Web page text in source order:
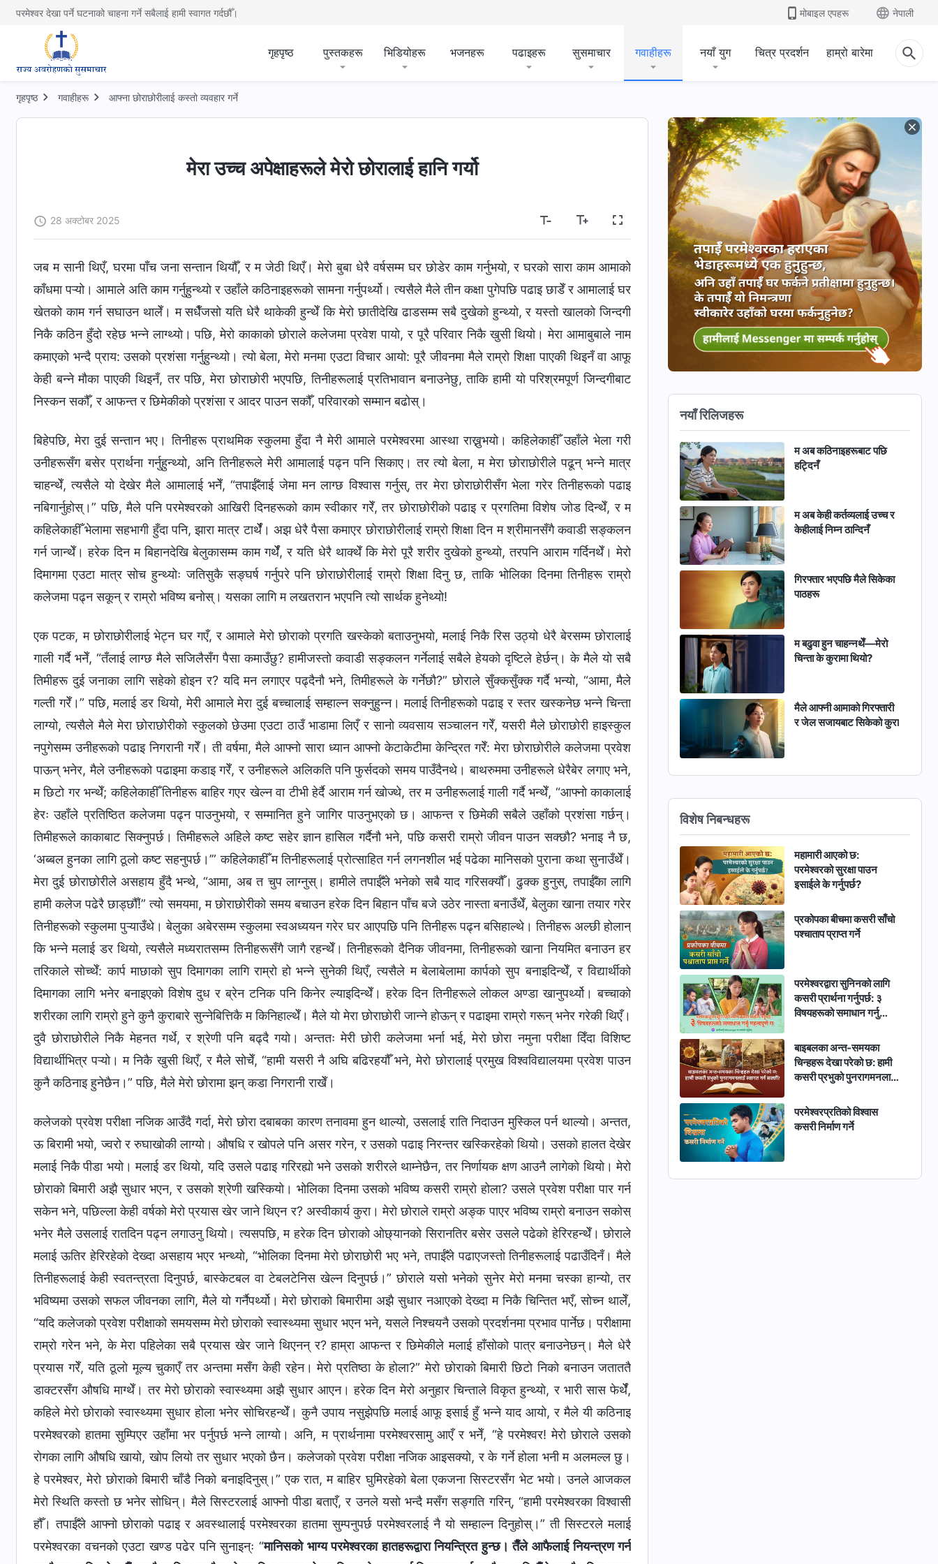
परमेश्वर देखा पर्ने घटनाको चाहना गर्ने सबैलाई हामी स्वागत गर्दछौँ। मोबाइल एपहरू नेपाली
गृहपृष्ठ पुस्तकहरू भिडियोहरू भजनहरू पढाइहरू सुसमाचार गवाहीहरू नयाँ युग चित्र प्रदर्शन हाम्रो बारेमा
गृहपृष्ठ गवाहीहरू आफ्ना छोराछोरीलाई कस्तो व्यवहार गर्ने
मेरा उच्च अपेक्षाहरूले मेरो छोरालाई हानि गर्यो
28 अक्टोबर 2025
जब म सानी थिएँ, घरमा पाँच जना सन्तान थियौँ, र म जेठी थिएँ। मेरो बुबा धेरै वर्षसम्म घर छोडेर काम गर्नुभयो, र घरको सारा काम आमाको
काँधमा पऱ्यो। आमाले अति काम गर्नुहुन्थ्यो र उहाँले कठिनाइहरूको सामना गर्नुपर्थ्यो। त्यसैले मैले तीन कक्षा पुगेपछि पढाइ छाडेँ र आमालाई घर
खेतको काम गर्न सघाउन थालेँ। म सधैँजसो यति धेरै थाकेकी हुन्थेँ कि मेरो छातीदेखि ढाडसम्म सबै दुखेको हुन्थ्यो, र यस्तो खालको जिन्दगी
निकै कठिन हुँदो रहेछ भन्ने लाग्थ्यो। पछि, मेरो काकाको छोराले कलेजमा प्रवेश पायो, र पूरै परिवार निकै खुसी थियो। मेरा आमाबुबाले नाम
कमाएको भन्दै प्राय: उसको प्रशंसा गर्नुहुन्थ्यो। त्यो बेला, मेरो मनमा एउटा विचार आयो: पूरै जीवनमा मैले राम्रो शिक्षा पाएकी थिइनँ वा आफू
केही बन्ने मौका पाएकी थिइनँ, तर पछि, मेरा छोराछोरी भएपछि, तिनीहरूलाई प्रतिभावान बनाउनेछु, ताकि हामी यो परिश्रमपूर्ण जिन्दगीबाट
निस्कन सकौँ, र आफन्त र छिमेकीको प्रशंसा र आदर पाउन सकौँ, परिवारको सम्मान बढोस्।
बिहेपछि, मेरा दुई सन्तान भए। तिनीहरू प्राथमिक स्कुलमा हुँदा नै मेरी आमाले परमेश्वरमा आस्था राख्नुभयो। कहिलेकाहीँ उहाँले भेला गरी
उनीहरूसँग बसेर प्रार्थना गर्नुहुन्थ्यो, अनि तिनीहरूले मेरी आमालाई पढ्न पनि सिकाए। तर त्यो बेला, म मेरा छोराछोरीले पढून् भन्ने मात्र
चाहन्थेँ, त्यसैले यो देखेर मैले आमालाई भनेँ, “तपाईँलाई जेमा मन लाग्छ विश्वास गर्नुस्, तर मेरा छोराछोरीसँग भेला गरेर तिनीहरूको पढाइ
नबिगार्नुहोस्।” पछि, मैले पनि परमेश्वरको आखिरी दिनहरूको काम स्वीकार गरेँ, तर छोराछोरीको पढाइ र प्रगतिमा विशेष जोड दिन्थेँ, र म
कहिलेकाहीँ भेलामा सहभागी हुँदा पनि, झारा मात्र टार्थेँ। अझ धेरै पैसा कमाएर छोराछोरीलाई राम्रो शिक्षा दिन म श्रीमानसँगै कवाडी सङ्कलन
गर्न जान्थेँ। हरेक दिन म बिहानदेखि बेलुकासम्म काम गर्थेँ, र यति धेरै थाक्थेँ कि मेरो पूरै शरीर दुखेको हुन्थ्यो, तरपनि आराम गर्दिनथेँ। मेरो
दिमागमा एउटा मात्र सोच हुन्थ्योः जतिसुकै सङ्घर्ष गर्नुपरे पनि छोराछोरीलाई राम्रो शिक्षा दिनु छ, ताकि भोलिका दिनमा तिनीहरू राम्रो
कलेजमा पढ्न सकून् र राम्रो भविष्य बनोस्। यसका लागि म लखतरान भएपनि त्यो सार्थक हुनेथ्यो!
एक पटक, म छोराछोरीलाई भेट्न घर गएँ, र आमाले मेरो छोराको प्रगति खस्केको बताउनुभयो, मलाई निकै रिस उठ्यो धेरै बेरसम्म छोरालाई
गाली गर्दै भनेँ, “तँलाई लाग्छ मैले सजिलैसँग पैसा कमाउँछु? हामीजस्तो कवाडी सङ्कलन गर्नेलाई सबैले हेयको दृष्टिले हेर्छन्। के मैले यो सबै
तिमीहरू दुई जनाका लागि सहेको होइन र? यदि मन लगाएर पढ्दैनौ भने, तिमीहरूले के गर्नेछौ?” छोराले सुँक्कसुँक्क गर्दै भन्यो, “आमा, मैले
गल्ती गरेँ।” पछि, मलाई डर थियो, मेरी आमाले मेरा दुई बच्चालाई सम्हाल्न सक्नुहुन्न। मलाई तिनीहरूको पढाइ र स्तर खस्कनेछ भन्ने चिन्ता
लाग्यो, त्यसैले मैले मेरा छोराछोरीको स्कुलको छेउमा एउटा ठाउँ भाडामा लिएँ र सानो व्यवसाय सञ्चालन गरेँ, यसरी मैले छोराछोरी हाइस्कुल
नपुगेसम्म उनीहरूको पढाइ निगरानी गरेँ। ती वर्षमा, मैले आफ्नो सारा ध्यान आफ्नो केटाकेटीमा केन्द्रित गरेँ: मेरा छोराछोरीले कलेजमा प्रवेश
पाऊन् भनेर, मैले उनीहरूको पढाइमा कडाइ गरेँ, र उनीहरूले अलिकति पनि फुर्सदको समय पाउँदैनथे। बाथरुममा उनीहरूले धेरैबेर लगाए भने,
म छिटो गर भन्थेँ; कहिलेकाहीँ तिनीहरू बाहिर गएर खेल्न वा टीभी हेर्दै आराम गर्न खोज्थे, तर म उनीहरूलाई गाली गर्दै भन्थेँ, “आफ्नो काकालाई
हेरः उहाँले प्रतिष्ठित कलेजमा पढ्न पाउनुभयो, र सम्मानित हुने जागिर पाउनुभएको छ। आफन्त र छिमेकी सबैले उहाँको प्रशंसा गर्छन्।
तिमीहरूले काकाबाट सिक्नुपर्छ। तिमीहरूले अहिले कष्ट सहेर ज्ञान हासिल गर्दैनौ भने, पछि कसरी राम्रो जीवन पाउन सक्छौ? भनाइ नै छ,
‘अब्बल हुनका लागि ठूलो कष्ट सहनुपर्छ।’” कहिलेकाहीँ म तिनीहरूलाई प्रोत्साहित गर्न लगनशील भई पढेका मानिसको पुराना कथा सुनाउँथेँ।
मेरा दुई छोराछोरीले असहाय हुँदै भन्थे, “आमा, अब त चुप लाग्नुस्। हामीले तपाईँले भनेको सबै याद गरिसक्यौँ। ढुक्क हुनुस्, तपाईँका लागि
हामी कलेज पढेरै छाड्छौँ!” त्यो समयमा, म छोराछोरीको समय बचाउन हरेक दिन बिहान पाँच बजे उठेर नास्ता बनाउँथेँ, बेलुका खाना तयार गरेर
तिनीहरूको स्कुलमा पुऱ्याउँथे। बेलुका अबेरसम्म स्कुलमा स्वअध्ययन गरेर घर आएपछि पनि तिनीहरू पढ्न बसिहाल्थे। तिनीहरू अल्छी होलान्
कि भन्ने मलाई डर थियो, त्यसैले मध्यरातसम्म तिनीहरूसँगै जागै रहन्थेँ। तिनीहरूको दैनिक जीवनमा, तिनीहरूको खाना नियमित बनाउन हर
तरिकाले सोच्थेँ: कार्प माछाको सुप दिमागका लागि राम्रो हो भन्ने सुनेकी थिएँ, त्यसैले म बेलाबेलामा कार्पको सुप बनाइदिन्थेँ, र विद्यार्थीको
दिमागका लागि भनेर बनाइएको विशेष दुध र ब्रेन टनिक पनि किनेर ल्याइदिन्थेँ। हरेक दिन तिनीहरूले लोकल अण्डा खानुपर्थ्यो। बच्चाको
शरीरका लागि राम्रो हुने कुनै कुराबारे सुन्नेबित्तिकै म किनिहाल्थेँ। मैले यो मेरा छोराछोरी जान्ने होऊन् र पढाइमा राम्रो गरून् भनेर गरेकी थिएँ।
दुवै छोराछोरीले निकै मेहनत गर्थे, र श्रेणी पनि बढ्दै गयो। अन्ततः मेरी छोरी कलेजमा भर्ना भई, मेरो छोरा नमुना परीक्षा दिँदा विशिष्ट
विद्यार्थीभित्र पऱ्यो। म निकै खुसी थिएँ, र मैले सोचेँ, “हामी यसरी नै अघि बढिरहयौँ भने, मेरो छोरालाई प्रमुख विश्वविद्यालयमा प्रवेश पाउन
कुनै कठिनाइ हुनेछैन।” पछि, मैले मेरो छोरामा झन् कडा निगरानी राखेँ।
कलेजको प्रवेश परीक्षा नजिक आउँदै गर्दा, मेरो छोरा दबाबका कारण तनावमा हुन थाल्यो, उसलाई राति निदाउन मुस्किल पर्न थाल्यो। अन्तत,
ऊ बिरामी भयो, ज्वरो र रुघाखोकी लाग्यो। औषधि र खोपले पनि असर गरेन, र उसको पढाइ निरन्तर खस्किरहेको थियो। उसको हालत देखेर
मलाई निकै पीडा भयो। मलाई डर थियो, यदि उसले पढाइ गरिरह्यो भने उसको शरीरले थाम्नेछैन, तर निर्णायक क्षण आउनै लागेको थियो। मेरो
छोराको बिमारी अझै सुधार भएन, र उसको श्रेणी खस्कियो। भोलिका दिनमा उसको भविष्य कसरी राम्रो होला? उसले प्रवेश परीक्षा पार गर्न
सकेन भने, पछिल्ला केही वर्षको मेरो प्रयास खेर जाने थिएन र? अस्वीकार्य कुरा। मेरो छोराले राम्रो अङ्क पाएर भविष्य राम्रो बनाउन सकोस्
भनेर मैले उसलाई रातदिन पढ्न लगाउनु थियो। त्यसपछि, म हरेक दिन छोराको ओछ्यानको सिरानतिर बसेर उसले पढेको हेरिरहन्थेँ। छोराले
मलाई ऊतिर हेरिरहेको देख्दा असहाय भएर भन्थ्यो, “भोलिका दिनमा मेरो छोराछोरी भए भने, तपाईँले पढाएजस्तो तिनीहरूलाई पढाउँदिनँ। मैले
तिनीहरूलाई केही स्वतन्त्रता दिनुपर्छ, बास्केटबल वा टेबलटेनिस खेल्न दिनुपर्छ।” छोराले यसो भनेको सुनेर मेरो मनमा चस्का हान्यो, तर
भविष्यमा उसको सफल जीवनका लागि, मैले यो गर्नैपर्थ्यो। मेरो छोराको बिमारीमा अझै सुधार नआएको देख्दा म निकै चिन्तित भएँ, सोच्न थालेँ,
“यदि कलेजको प्रवेश परीक्षाको समयसम्म मेरो छोराको स्वास्थ्यमा सुधार भएन भने, यसले निश्चयनै उसको प्रदर्शनमा प्रभाव पार्नेछ। परीक्षामा
राम्रो गरेन भने, के मेरा पहिलेका सबै प्रयास खेर जाने थिएनन् र? हाम्रा आफन्त र छिमेकीले मलाई हाँसोको पात्र बनाउनेछन्। मैले धेरै
प्रयास गरेँ, यति ठूलो मूल्य चुकाएँ तर अन्तमा मसँग केही रहेन। मेरो प्रतिष्ठा के होला?” मेरो छोराको बिमारी छिटो निको बनाउन जताततै
डाक्टरसँग औषधि माग्थेँ। तर मेरो छोराको स्वास्थ्यमा अझै सुधार आएन। हरेक दिन मेरो अनुहार चिन्ताले विकृत हुन्थ्यो, र भारी सास फेर्थेँ,
कहिले मेरो छोराको स्वास्थ्यमा सुधार होला भनेर सोचिरहन्थेँ। कुनै उपाय नसुझेपछि मलाई आफू इसाई हुँ भन्ने याद आयो, र मैले यी कठिनाइ
परमेश्वरको हातमा सुम्पिएर उहाँमा भर पर्नुपर्छ भन्ने लाग्यो। अनि, म प्रार्थनामा परमेश्वरसामु आएँ र भनेँ, “हे परमेश्वर! मेरो छोराले उसको
रोगका लागि औषधि खायो, खोप लियो तर सुधार भएको छैन। कलेजको प्रवेश परीक्षा नजिक आइसक्यो, र के गर्ने होला भनी म अलमल्ल छु।
हे परमेश्वर, मेरो छोराको बिमारी चाँडै निको बनाइदिनुस्।” एक रात, म बाहिर घुमिरहेको बेला एकजना सिस्टरसँग भेट भयो। उनले आजकल
मेरो स्थिति कस्तो छ भनेर सोधिन्। मैले सिस्टरलाई आफ्नो पीडा बताएँ, र उनले यसो भन्दै मसँग सङ्गति गरिन्, “हामी परमेश्वरका विश्वासी
हौँ। तपाईँले आफ्नो छोराको पढाइ र अवस्थालाई परमेश्वरका हातमा सुम्पनुपर्छ परमेश्वरलाई नै यो सम्हाल्न दिनुहोस्।” ती सिस्टरले मलाई
परमेश्वरका वचनको एउटा खण्ड पढेर पनि सुनाइन्ः “मानिसको भाग्य परमेश्‍वरका हातहरूद्वारा नियन्त्रित हुन्छ। तैँले आफैलाई नियन्त्रण गर्न
नयाँ रिलिजहरू
म अब कठिनाइहरूबाट पछि
हट्दिनँ
म अब केही कर्तव्यलाई उच्च र
केहीलाई निम्न ठान्दिनँ
गिरफ्तार भएपछि मैले सिकेका
पाठहरू
म बढुवा हुन चाहन्नथेँ—मेरो
चिन्ता के कुरामा थियो?
मैले आफ्नी आमाको गिरफ्तारी
र जेल सजायबाट सिकेको कुरा
विशेष निबन्धहरू
महामारी आएको छ:
परमेश्‍वरको सुरक्षा पाउन
इसाईले के गर्नुपर्छ?
प्रकोपका बीचमा कसरी साँचो
पश्चाताप प्राप्त गर्ने
परमेश्‍वरद्वारा सुनिनको लागि
कसरी प्रार्थना गर्नुपर्छ: ३
विषयहरूको समाधान गर्नु
बाइबलका अन्त-समयका
चिन्हहरू देखा परेको छ: हामी
कसरी प्रभुको पुनरागमनलाई
परमेश्‍वरप्रतिको विश्‍वास
कसरी निर्माण गर्ने